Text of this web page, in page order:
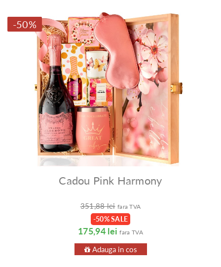
-50%
Cadou Pink Harmony
351,88 lei fara TVA
-50% SALE
175,94 lei fara TVA
Adauga in cos